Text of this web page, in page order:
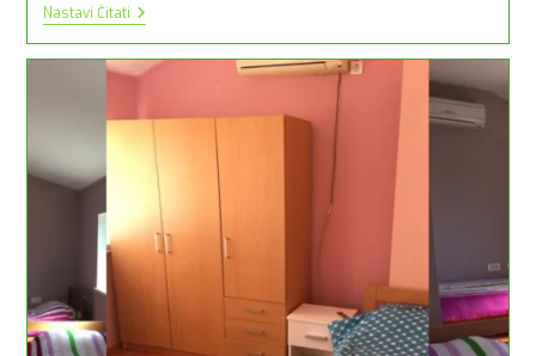
Nastavi ČitatiLovačka
Kuća
Brezovica
Sisak